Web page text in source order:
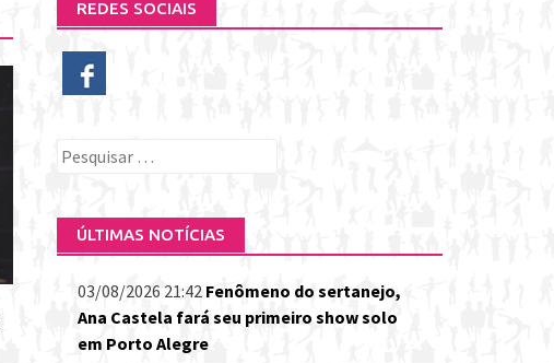
REDES SOCIAIS
Pesquisar
ÚLTIMAS NOTÍCIAS
03/08/2026 21:42 Fenômeno do sertanejo,
Ana Castela fará seu primeiro show solo
em Porto Alegre